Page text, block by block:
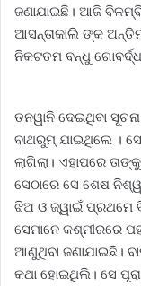
ଜଣାଯାଇଛି। ଆଜି
ଆସନ୍ତାକାଲି ଙ୍କ
ନିକଟତମ ବନ୍ଧୁ
ତନୱାନି ଦେଇଥିବା
ବାଥରୁମ୍‌ ଯାଇଥିଲେ ।
ଲାଗିଲା। ଏହାପରେ
ସେଠାରେ ସେ ଶେଷ
ଝିଅ ଓ ଜ୍ୱାଇଁ ପ୍ରଥମେ
ସେମାନେ କଶ୍ମୀରରେ
ଆଣୁଥିବା ଜଣାଯାଇଛି।
କଥା ହୋଇଥିଲି। ସେ